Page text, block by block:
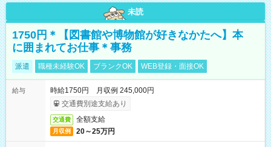
未読
1750円＊【図書館や博物館が好きなかたへ】本
に囲まれてお仕事＊事務
派遣 職種未経験OK ブランクOK WEB登録・面接OK
給与
時給1750円 月収例 245,000円
交通費別途支給あり
交通費 全額支給
月収例 20～25万円